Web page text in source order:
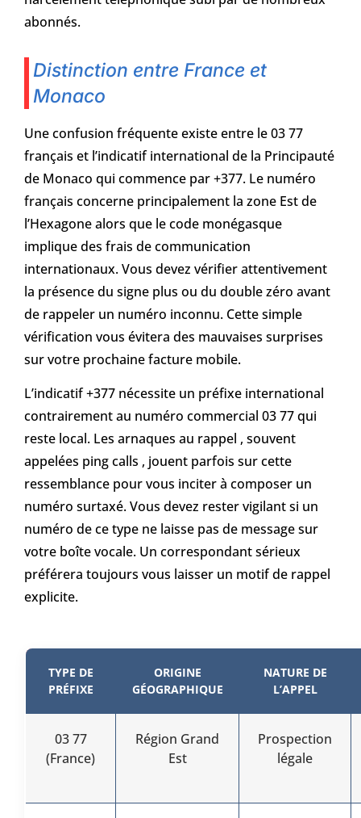
abonnés.
Distinction entre France et
Monaco
Une confusion fréquente existe entre le 03 77
français et l’indicatif international de la Principauté
de Monaco qui commence par +377. Le numéro
français concerne principalement la zone Est de
l’Hexagone alors que le code monégasque
implique des frais de communication
internationaux. Vous devez vérifier attentivement
la présence du signe plus ou du double zéro avant
de rappeler un numéro inconnu. Cette simple
vérification vous évitera des mauvaises surprises
sur votre prochaine facture mobile.
L’indicatif +377 nécessite un préfixe international
contrairement au numéro commercial 03 77 qui
reste local. Les arnaques au rappel , souvent
appelées ping calls , jouent parfois sur cette
ressemblance pour vous inciter à composer un
numéro surtaxé. Vous devez rester vigilant si un
numéro de ce type ne laisse pas de message sur
votre boîte vocale. Un correspondant sérieux
préférera toujours vous laisser un motif de rappel
explicite.
TYPE DE
PRÉFIXE
ORIGINE
GÉOGRAPHIQUE
NATURE DE
L’APPEL
03 77
(France)
Région Grand
Est
Prospection
légale